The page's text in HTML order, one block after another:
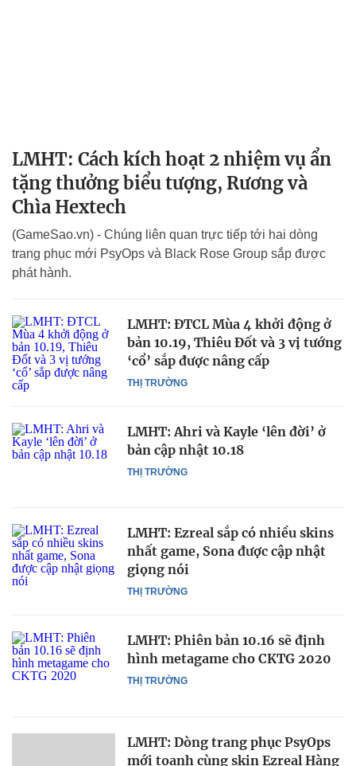
LMHT: Cách kích hoạt 2 nhiệm vụ ẩn
tặng thưởng biểu tượng, Rương và
Chìa Hextech
(GameSao.vn) - Chúng liên quan trực tiếp tới hai dòng
trang phục mới PsyOps và Black Rose Group sắp được
phát hành.
THỊ TRƯỜNG
LMHT: ĐTCL Mùa 4 khởi động ở
bản 10.19, Thiêu Đốt và 3 vị tướng
‘cổ’ sắp được nâng cấp
THỊ TRƯỜNG
LMHT: Ahri và Kayle ‘lên đời’ ở
bản cập nhật 10.18
THỊ TRƯỜNG
LMHT: Ezreal sắp có nhiều skins
nhất game, Sona được cập nhật
giọng nói
THỊ TRƯỜNG
LMHT: Phiên bản 10.16 sẽ định
hình metagame cho CKTG 2020
LMHT: Dòng trang phục PsyOps
mới toanh cùng skin Ezreal Hàng